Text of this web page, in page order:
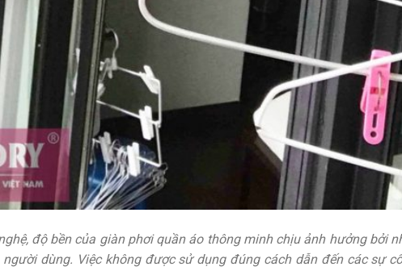
độ bền của giàn phơi quần áo thông minh chịu ảnh hưởng bởi
dùng. Việc không được sử dụng đúng cách dẫn đến các sự